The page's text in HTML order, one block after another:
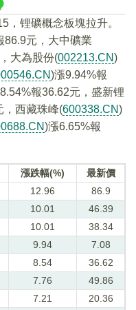
，锂礦概念板塊拉升。
86.9元，大中礦業
大為股份(002213.CN)
)漲9.94%報
報36.62元，盛新锂
，西藏珠峰(600338.CN)
)漲6.65%報
漲跌幅(%)
最新價
12.96
86.9
10.01
46.39
10.01
38.34
9.94
7.08
8.54
36.62
7.76
49.86
7.21
20.36